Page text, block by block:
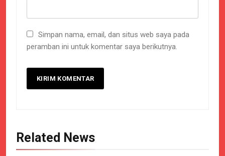
Simpan nama, email, dan situs web saya pada
peramban ini untuk komentar saya berikutnya.
Related News